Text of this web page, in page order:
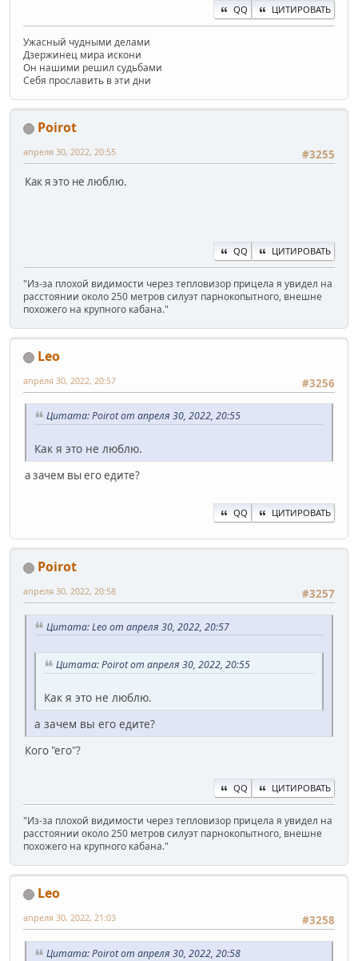
QQ ЦИТИРОВАТЬ
Ужасный чудными делами
Дзержинец мира искони
Он нашими решил судьбами
Себя прославить в эти дни
Poirot
#3255
апреля 30, 2022, 20:55
Как я это не люблю.
QQ ЦИТИРОВАТЬ
"Из-за плохой видимости через тепловизор прицела я увидел на
расстоянии около 250 метров силуэт парнокопытного, внешне
похожего на крупного кабана."
Leo
#3256
апреля 30, 2022, 20:57
Цитата: Poirot от апреля 30, 2022, 20:55
Как я это не люблю.
а зачем вы его едите?
QQ ЦИТИРОВАТЬ
Poirot
#3257
апреля 30, 2022, 20:58
Цитата: Leo от апреля 30, 2022, 20:57
Цитата: Poirot от апреля 30, 2022, 20:55
Как я это не люблю.
а зачем вы его едите?
Кого "его"?
QQ ЦИТИРОВАТЬ
"Из-за плохой видимости через тепловизор прицела я увидел на
расстоянии около 250 метров силуэт парнокопытного, внешне
похожего на крупного кабана."
Leo
#3258
апреля 30, 2022, 21:03
Цитата: Poirot от апреля 30, 2022, 20:58